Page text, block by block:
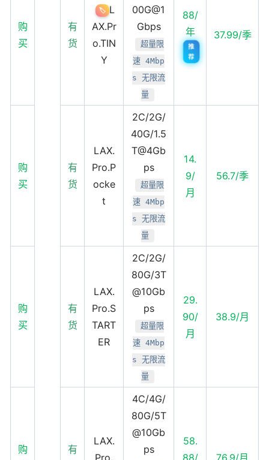
购
买
有
货
🏷️ L
AX.Pr
o.TIN
Y
00G@1
Gbps
超量限
速 4Mbp
s 无限流
量
88/
年
推
荐
37.99/季
购
买
有
货
LAX.
Pro.P
ocke
t
2C/2G/
40G/1.5
T@4Gb
ps
超量限
速 4Mbp
s 无限流
量
14.
9/
月
56.7/季
购
买
有
货
LAX.
Pro.S
TART
ER
2C/2G/
80G/3T
@10Gb
ps
超量限
速 4Mbp
s 无限流
量
29.
90/
月
38.9/月
购
有
LAX.
4C/4G/
80G/5T
@10Gb
ps
58.